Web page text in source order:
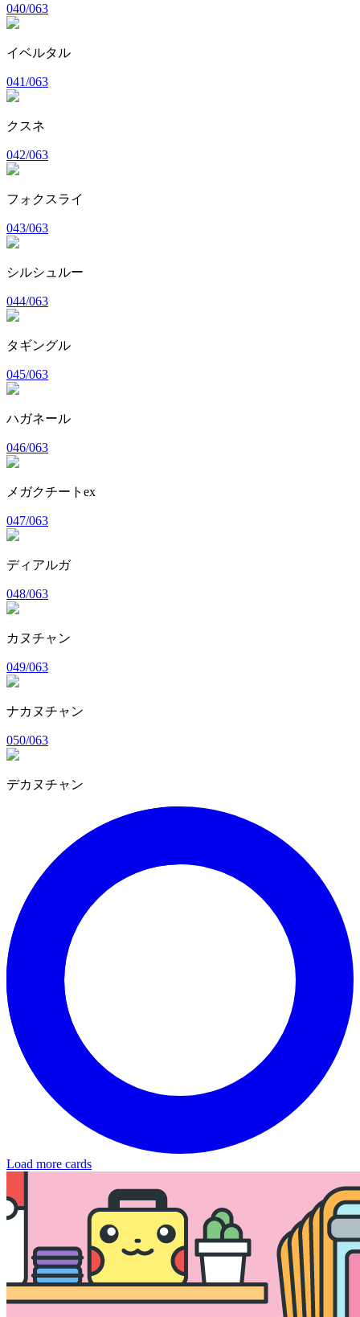
040/063
イベルタル
041/063
クスネ
042/063
フォクスライ
043/063
シルシュルー
044/063
タギングル
045/063
ハガネール
046/063
メガクチートex
047/063
ディアルガ
048/063
カヌチャン
049/063
ナカヌチャン
050/063
デカヌチャン
Load more cards